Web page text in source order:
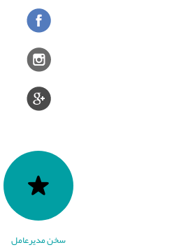
قطعات نسوز
عایق های الکتریکی
فیلترهای مذاب
قطعات آلومینایی
تامین کوره های صنعتی
کوره های صنعت سرامیک
کوره های عملیات حرارتی
کوره های ذوب و ریخته گری
سایر فعالیت ها
صنایع سرامیک
ذوب و ریخته گری
سخن مدیرعامل